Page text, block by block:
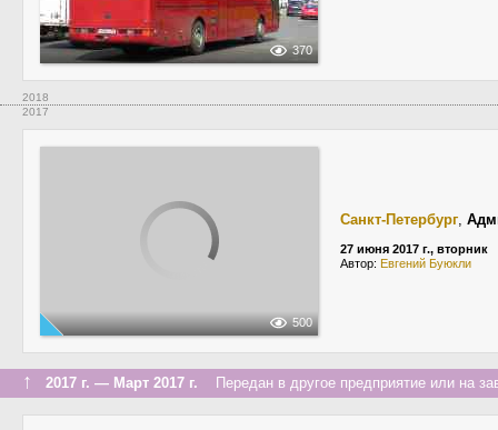
370
2018
2017
500
Санкт-Петербург,
27 июня 2017 г., вторник
Автор: Евгений Буюкли
↑ 2017 г. — Март 2017 г. Передан в другое предприятие или на